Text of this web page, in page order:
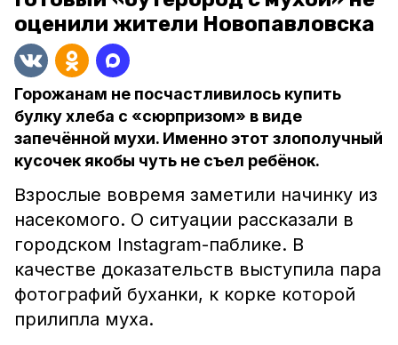
оценили жители Новопавловска
Горожанам не посчастливилось купить
булку хлеба с «сюрпризом» в виде
запечённой мухи. Именно этот злополучный
кусочек якобы чуть не съел ребёнок.
Взрослые вовремя заметили начинку из
насекомого. О ситуации рассказали в
городском Instagram-паблике. В
качестве доказательств выступила пара
фотографий буханки, к корке которой
прилипла муха.